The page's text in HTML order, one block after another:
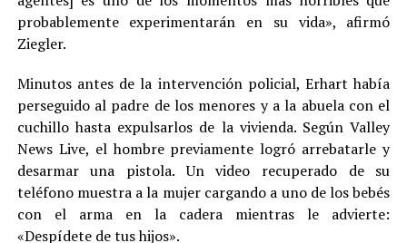
probablemente experimentarán en su vida», afirmó
Ziegler.
Minutos antes de la intervención policial, Erhart había
perseguido al padre de los menores y a la abuela con el
cuchillo hasta expulsarlos de la vivienda. Según Valley
News Live, el hombre previamente logró arrebatarle y
desarmar una pistola. Un video recuperado de su
teléfono muestra a la mujer cargando a uno de los bebés
con el arma en la cadera mientras le advierte:
«Despídete de tus hijos».